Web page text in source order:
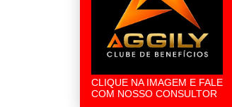
CLIQUE NA IMAGEM E FALE
COM NOSSO CONSULTOR